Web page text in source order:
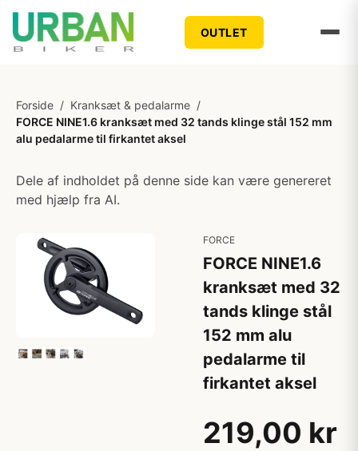
OUTLET
Forside / Kranksæt & pedalarme /
FORCE NINE1.6 kranksæt med 32 tands klinge stål 152 mm
alu pedalarme til firkantet aksel
Dele af indholdet på denne side kan være genereret
med hjælp fra AI.
FORCE
FORCE NINE1.6
kranksæt med 32
tands klinge stål
152 mm alu
pedalarme til
firkantet aksel
219,00 kr